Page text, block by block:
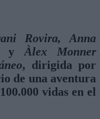
Rovira, Anna
y Àlex Monner
, dirigida por
de una aventura
vidas en el